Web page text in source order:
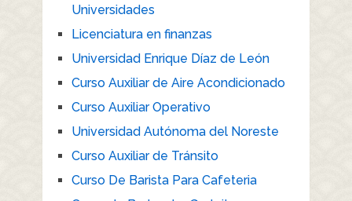
Universidades
Licenciatura en finanzas
Universidad Enrique Díaz de León
Curso Auxiliar de Aire Acondicionado
Curso Auxiliar Operativo
Universidad Autónoma del Noreste
Curso Auxiliar de Tránsito
Curso De Barista Para Cafeteria